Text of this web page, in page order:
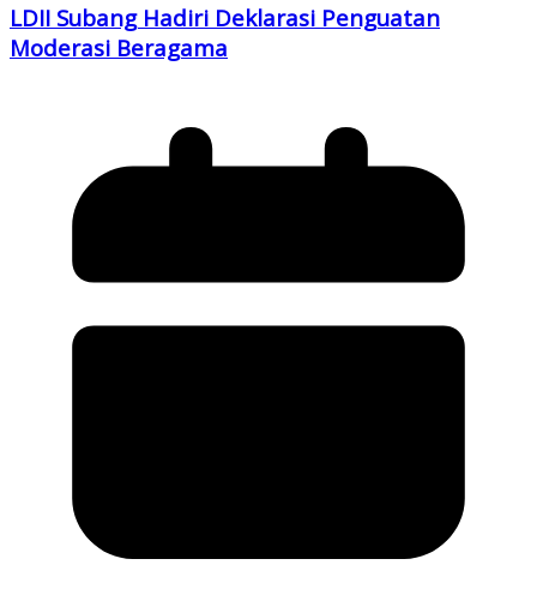
LDII Subang Hadiri Deklarasi Penguatan
Moderasi Beragama